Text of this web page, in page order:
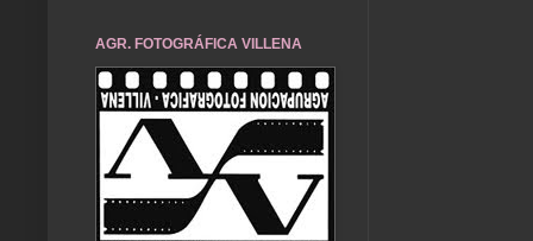
AGR. FOTOGRÁFICA VILLENA